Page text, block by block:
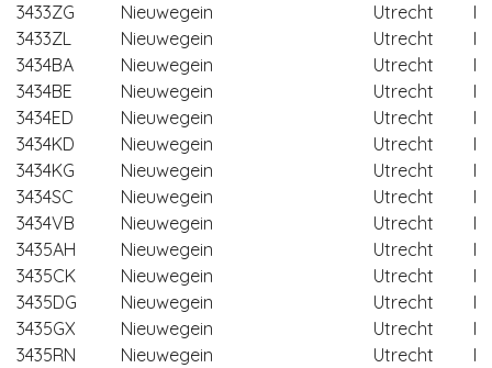
3433ZG
Nieuwegein Utrecht
3433ZL
Nieuwegein Utrecht
3434BA
Nieuwegein Utrecht
3434BE
Nieuwegein Utrecht
3434ED
Nieuwegein Utrecht
3434KD
Nieuwegein Utrecht
3434KG
Nieuwegein Utrecht
3434SC
Nieuwegein Utrecht
3434VB
Nieuwegein Utrecht
3435AH
Nieuwegein Utrecht
3435CK
Nieuwegein Utrecht
3435DG
Nieuwegein Utrecht
3435GX
Nieuwegein Utrecht
3435RN
Nieuwegein Utrecht